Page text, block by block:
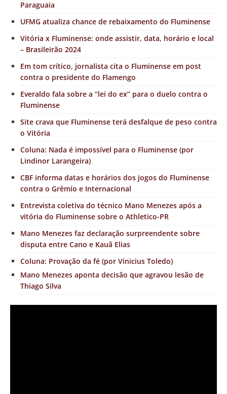
Paraguaia
UFMG atualiza chance de rebaixamento do Fluminense
Vitória x Fluminense: onde assistir, data, horário e local
– Brasileirão 2024
Em tom crítico, jornalista cita o Fluminense em post
contra o presidente do Flamengo
Everaldo fala sobre a “lei do ex” para o duelo contra o
Fluminense
Site crava que Fluminense terá desfalque de peso contra
o Vitória
Coluna: Nada é impossível para o Fluminense (por
Lindinor Larangeira)
CBF informa datas e horários dos jogos do Fluminense
contra o Grêmio e Internacional
Entrevista coletiva do técnico Mano Menezes após a
vitória do Fluminense sobre o Athletico-PR
Mano Menezes faz declaração surpreendente sobre
disputa entre Cano e Kauã Elias
Coluna: Provação da fé (por Vinicius Toledo)
Mano Menezes aponta decisão que agravou lesão de
Thiago Silva